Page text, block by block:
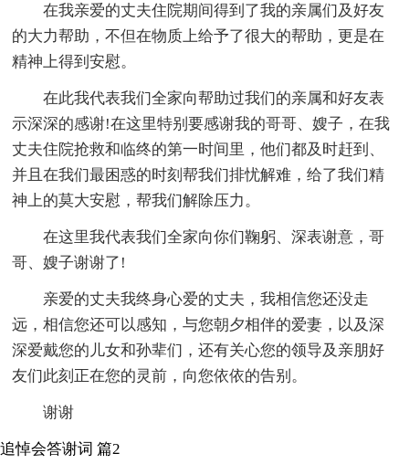
在我亲爱的丈夫住院期间得到了我的亲属们及好友
的大力帮助，不但在物质上给予了很大的帮助，更是在
精神上得到安慰。
在此我代表我们全家向帮助过我们的亲属和好友表
示深深的感谢!在这里特别要感谢我的哥哥、嫂子，在我
丈夫住院抢救和临终的第一时间里，他们都及时赶到、
并且在我们最困惑的时刻帮我们排忧解难，给了我们精
神上的莫大安慰，帮我们解除压力。
在这里我代表我们全家向你们鞠躬、深表谢意，哥
哥、嫂子谢谢了!
亲爱的丈夫我终身心爱的丈夫，我相信您还没走
远，相信您还可以感知，与您朝夕相伴的爱妻，以及深
深爱戴您的儿女和孙辈们，还有关心您的领导及亲朋好
友们此刻正在您的灵前，向您依依的告别。
谢谢
追悼会答谢词 篇2